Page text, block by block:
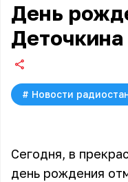
День
Деточкина
# Новости
Сегодня, в
день рождения